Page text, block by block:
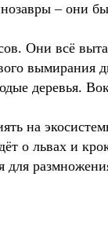
– они
Они всё
вымирания
деревья.
на
о львах и